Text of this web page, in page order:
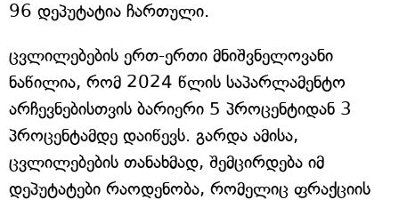
96 დეპუტატია ჩართული.
ცვლილებების ერთ-ერთი მნიშვნელოვანი
ნაწილია, რომ 2024 წლის საპარლამენტო
არჩევნებისთვის ბარიერი 5 პროცენტიდან 3
პროცენტამდე დაიწევს. გარდა ამისა,
ცვლილებების თანახმად, შემცირდება იმ
დეპუტატები რაოდენობა, რომელიც ფრაქციის